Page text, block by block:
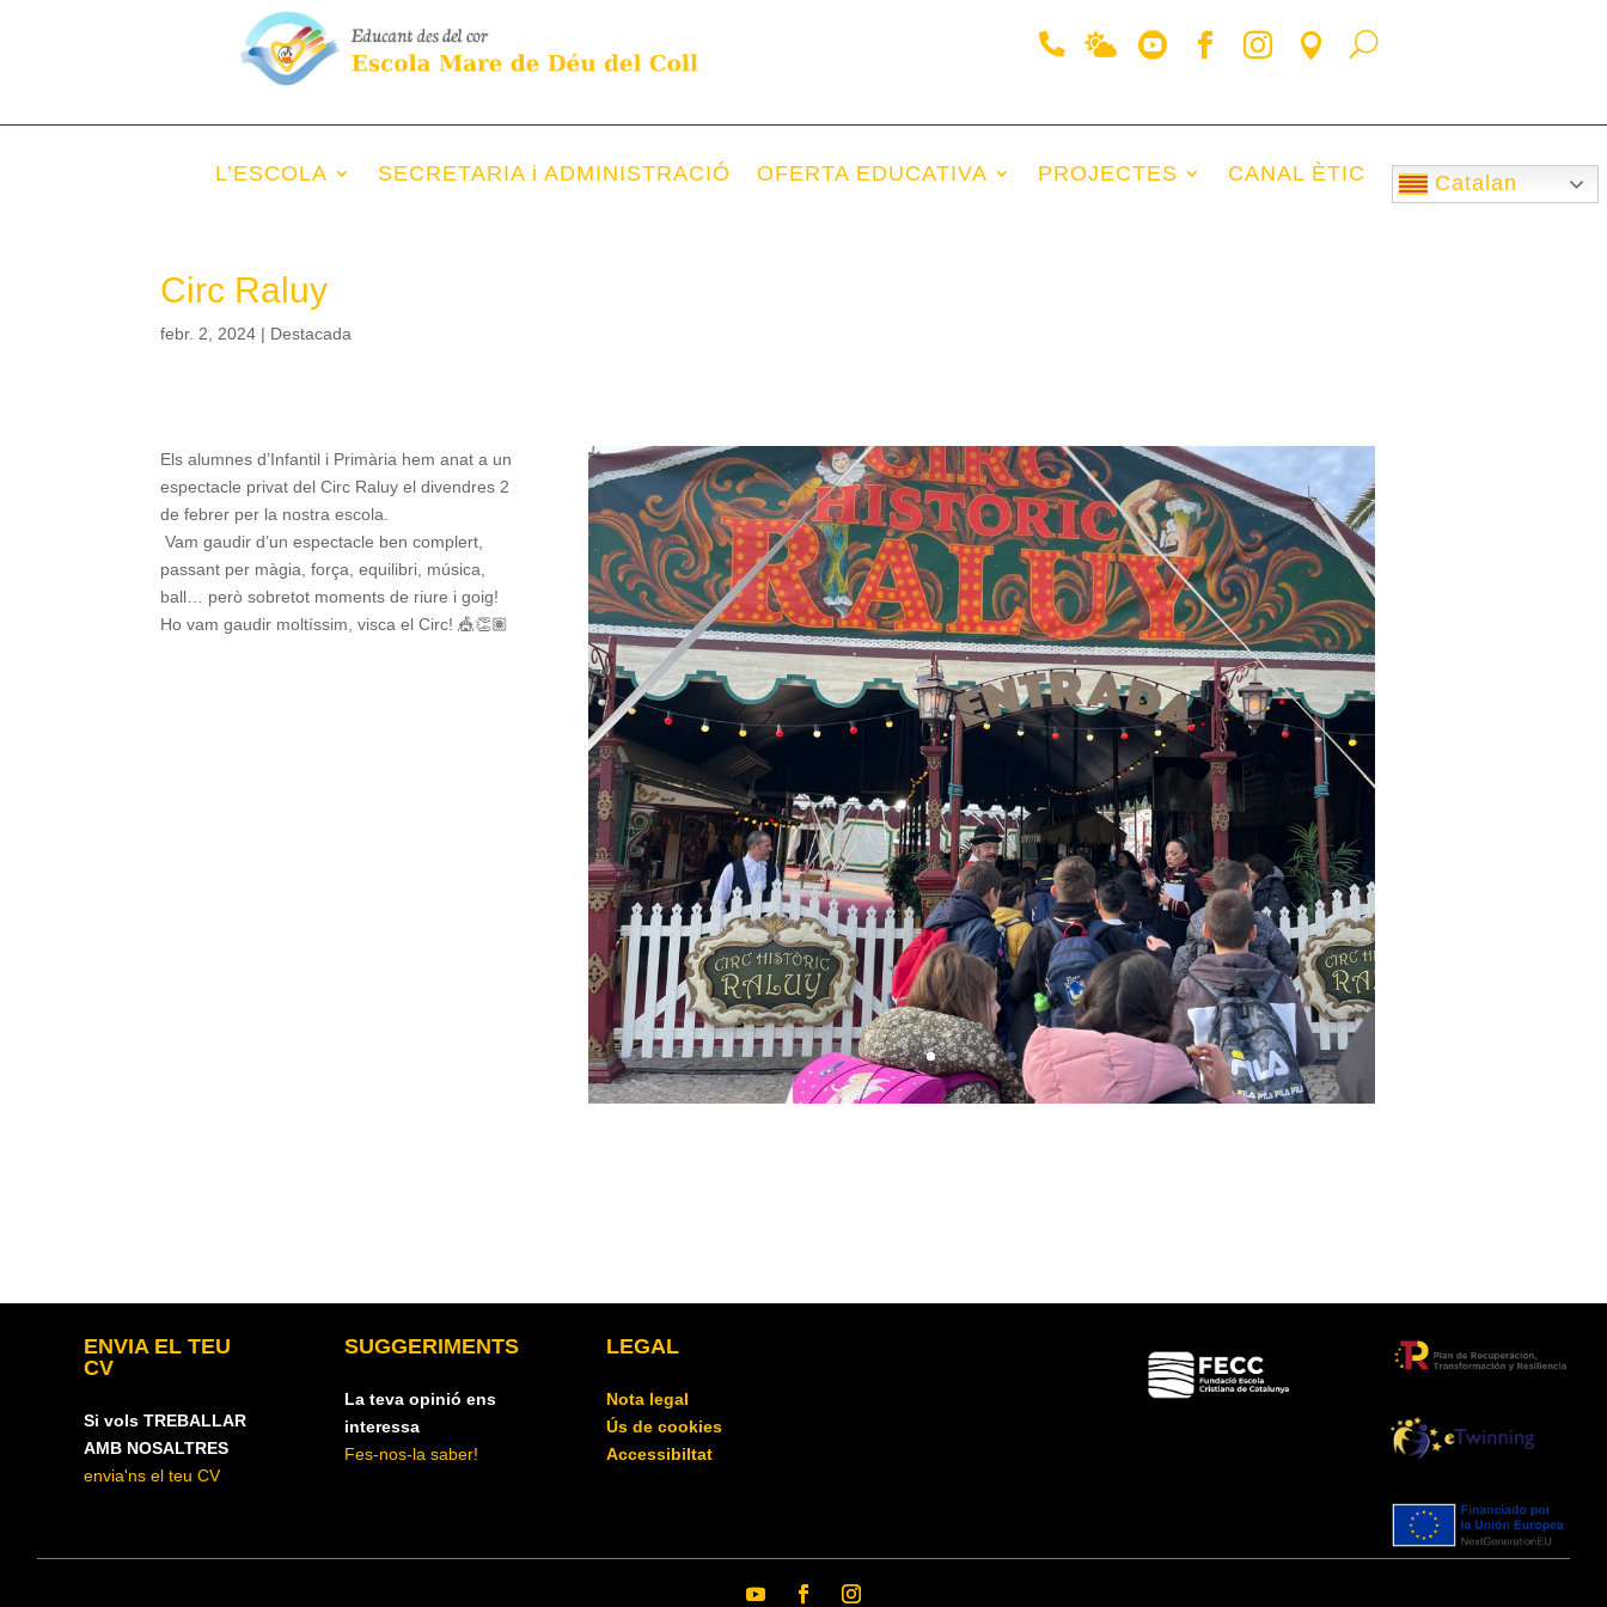
L’ESCOLA SECRETARIA i ADMINISTRACIÓ OFERTA EDUCATIVA PROJECTES CANAL ÈTIC Catalan
Circ Raluy
febr. 2, 2024 | Destacada
Els alumnes d’Infantil i Primària hem anat a un
espectacle privat del Circ Raluy el divendres 2
de febrer per la nostra escola.
Vam gaudir d’un espectacle ben complert,
passant per màgia, força, equilibri, música,
ball… però sobretot moments de riure i goig!
Ho vam gaudir moltíssim, visca el Circ! 🎪👏🏽
ENVIA EL TEU
CV
Si vols TREBALLAR
AMB NOSALTRES
envia'ns el teu CV
SUGGERIMENTS
La teva opinió ens
interessa
Fes-nos-la saber!
LEGAL
Nota legal
Ús de cookies
Accessibiltat